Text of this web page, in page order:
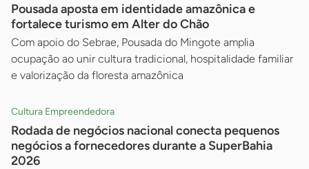
Pousada aposta em identidade amazônica e
fortalece turismo em Alter do Chão
Com apoio do Sebrae, Pousada do Mingote amplia
ocupação ao unir cultura tradicional, hospitalidade familiar
e valorização da floresta amazônica
Cultura Empreendedora
Rodada de negócios nacional conecta pequenos
negócios a fornecedores durante a SuperBahia
2026